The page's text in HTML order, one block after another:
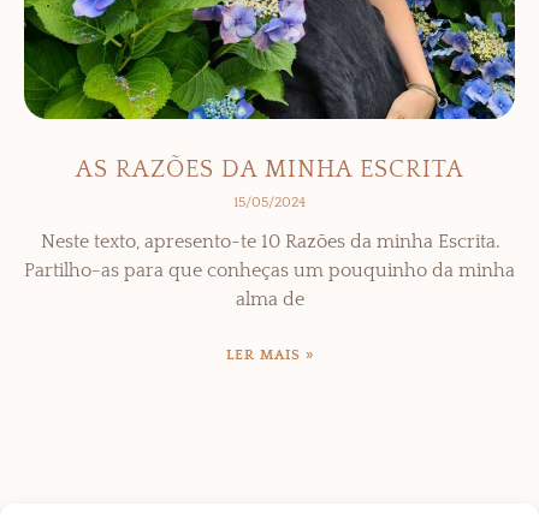
AS RAZÕES DA MINHA ESCRITA
15/05/2024
Neste texto, apresento-te 10 Razões da minha Escrita.
Partilho-as para que conheças um pouquinho da minha
alma de
LER MAIS »